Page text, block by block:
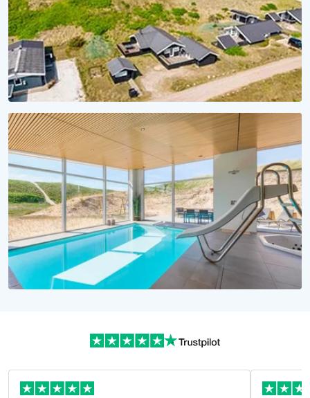
KLEINER PREIS, MEER ERLEBEN
Urlaub unter 1000 Euro
Günstige Ferienhäuser jetzt buchen!
Alle Ferienhäuser mit Pool hier!